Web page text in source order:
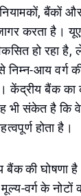
बैंकों
करता है। यूएई
हो रहा है,
आय वर्ग
है। केंद्रीय बैंक
भी संकेत है कि
होता है।
बैंक की घोषणा
वर्ग के नोटों